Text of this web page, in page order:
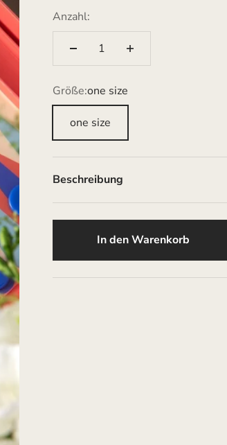
Anzahl:
Größe:one size
one size
Beschreibung
In den Warenkorb